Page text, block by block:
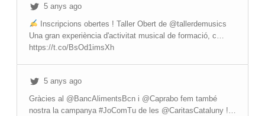
5 anys ago
Inscripcions obertes ! Taller Obert de @tallerdemusics
Una gran experiència d'activitat musical de formació, c…
https://t.co/BsOd1imsXh
5 anys ago
Gràcies al @BancAlimentsBcn i @Caprabo fem també
nostra la campanya #JoComTu de les @CaritasCataluny !…